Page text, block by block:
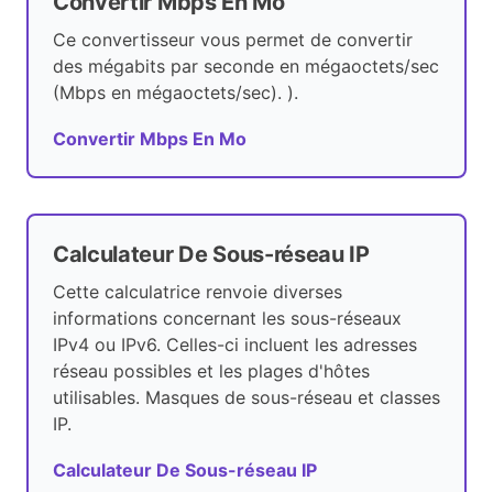
Ce convertisseur vous permet de convertir
des mégabits par seconde en mégaoctets/sec
(Mbps en mégaoctets/sec). ).
Convertir Mbps En Mo
Calculateur De Sous-réseau IP
Cette calculatrice renvoie diverses
informations concernant les sous-réseaux
IPv4 ou IPv6. Celles-ci incluent les adresses
réseau possibles et les plages d'hôtes
utilisables. Masques de sous-réseau et classes
IP.
Calculateur De Sous-réseau IP